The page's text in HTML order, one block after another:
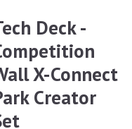
Deck -
X-Connect
Creator